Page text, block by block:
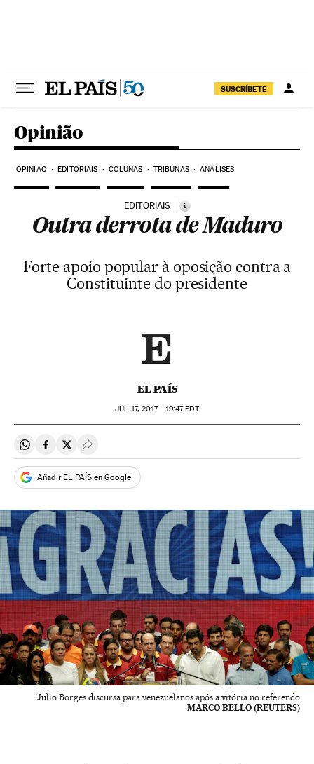
SUSCRÍBETE
Opinião
OPINIÃO EDITORIAIS COLUNAS TRIBUNAS ANÁLISES
EDITORIAIS i
Outra derrota de Maduro
Forte apoio popular à oposição contra a
Constituinte do presidente
EL PAÍS
JUL 17, 2017 - 19:47EDT
Compartir en Whatsapp
Compartir en Facebook
Compartir en Twitter
Desplegar Redes Sociales
Añadir EL PAÍS en Google
Julio Borges discursa para venezuelanos após a vitória no referendo
MARCO BELLO (REUTERS)